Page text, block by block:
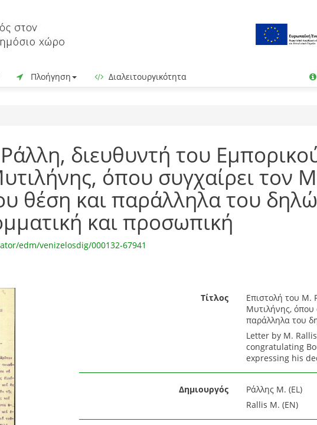
Πλοήγηση Διαλειτουργικότητα
διευθυντή του
όπου συγχαίρει τον
θέση και παράλληλα του
και προσωπική
edm/venizelosdig/000132-67941
Τίτλος
Επιστολή του Μ.
Μυτιλήνης, όπου
παράλληλα του
Letter by M.
congratulating
expressing his
Δημιουργός
Ράλλης Μ. (EL)
Rallis M. (EN)